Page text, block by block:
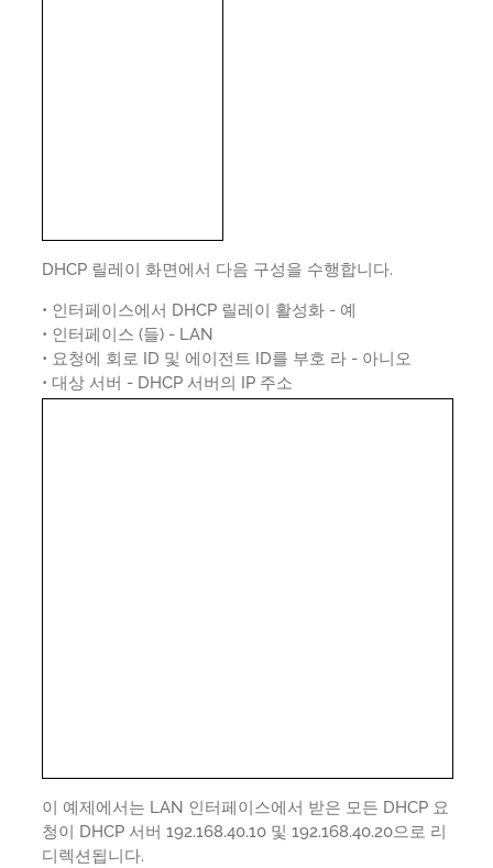
DHCP 릴레이 화면에서 다음 구성을 수행합니다.
• 인터페이스에서 DHCP 릴레이 활성화 - 예
• 인터페이스 (들) - LAN
• 요청에 회로 ID 및 에이전트 ID를 부호 라 - 아니오
• 대상 서버 - DHCP 서버의 IP 주소
이 예제에서는 LAN 인터페이스에서 받은 모든 DHCP 요
청이 DHCP 서버 192.168.40.10 및 192.168.40.20으로 리
디렉션됩니다.